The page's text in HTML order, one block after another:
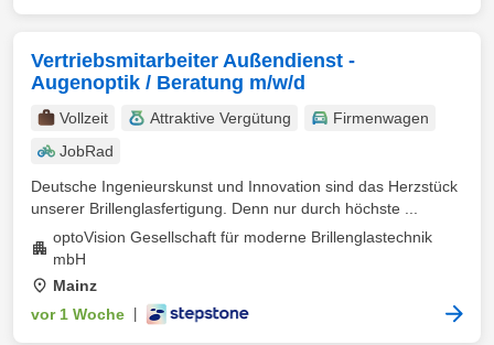
Vertriebsmitarbeiter Außendienst -
Augenoptik / Beratung m/w/d
Vollzeit Attraktive Vergütung
Firmenwagen
JobRad
Deutsche Ingenieurskunst und Innovation sind das Herzstück
unserer Brillenglasfertigung. Denn nur durch höchste ...
optoVision Gesellschaft für moderne Brillenglastechnik
mbH
Mainz
vor 1 Woche